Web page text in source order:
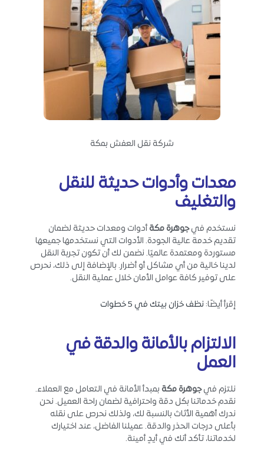
شركة نقل العفش بمكة
معدات وأدوات حديثة للنقل
والتغليف
نستخدم فيجوهرة مكة أدوات ومعدات حديثة لضمان
تقديم خدمة عالية الجودة. الأدوات التي نستخدمها جميعها
مستوردة ومعتمدة عالميًا. نضمن لك أن تكون تجربة النقل
لدينا خالية من أي مشاكل أو أضرار. بالإضافة إلى ذلك، نحرص
على توفير كافة عوامل الأمان خلال عملية النقل.
إقرأ أيضًا: نظف خزان بيتك في 5 خطوات
الالتزام بالأمانة والدقة في
العمل
نلتزم فيجوهرة مكة بمبدأ الأمانة في التعامل مع العملاء.
نقدم خدماتنا بكل دقة واحترافية لضمان راحة العميل. نحن
ندرك أهمية الأثاث بالنسبة لك، ولذلك نحرص على نقله
بأعلى درجات الحذر والدقة. عميلنا الفاضل، عند اختيارك
لخدماتنا، تأكد أنك في أيدٍ أمينة.